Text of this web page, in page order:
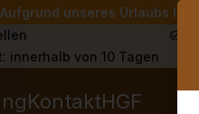
Aufgrund unseres Urlaubs
von 10 Tagen
KontaktHGF